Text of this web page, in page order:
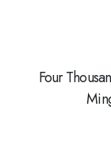
Four